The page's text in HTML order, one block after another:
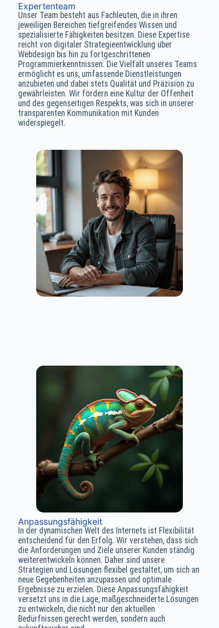
Expertenteam
Unser Team besteht aus Fachleuten, die in ihren
jeweiligen Bereichen tiefgreifendes Wissen und
spezialisierte Fähigkeiten besitzen. Diese Expertise
reicht von digitaler Strategieentwicklung über
Webdesign bis hin zu fortgeschrittenen
Programmierkenntnissen. Die Vielfalt unseres Teams
ermöglicht es uns, umfassende Dienstleistungen
anzubieten und dabei stets Qualität und Präzision zu
gewährleisten. Wir fördern eine Kultur der Offenheit
und des gegenseitigen Respekts, was sich in unserer
transparenten Kommunikation mit Kunden
widerspiegelt.
Anpassungsfähigkeit
In der dynamischen Welt des Internets ist Flexibilität
entscheidend für den Erfolg. Wir verstehen, dass sich
die Anforderungen und Ziele unserer Kunden ständig
weiterentwickeln können. Daher sind unsere
Strategien und Lösungen flexibel gestaltet, um sich an
neue Gegebenheiten anzupassen und optimale
Ergebnisse zu erzielen. Diese Anpassungsfähigkeit
versetzt uns in die Lage, maßgeschneiderte Lösungen
zu entwickeln, die nicht nur den aktuellen
Bedürfnissen gerecht werden, sondern auch